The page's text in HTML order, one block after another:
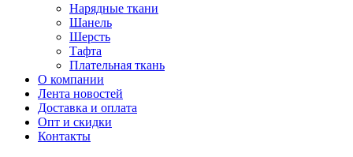
Нарядные ткани
Шанель
Шерсть
Тафта
Плательная ткань
О компании
Лента новостей
Доставка и оплата
Опт и скидки
Контакты